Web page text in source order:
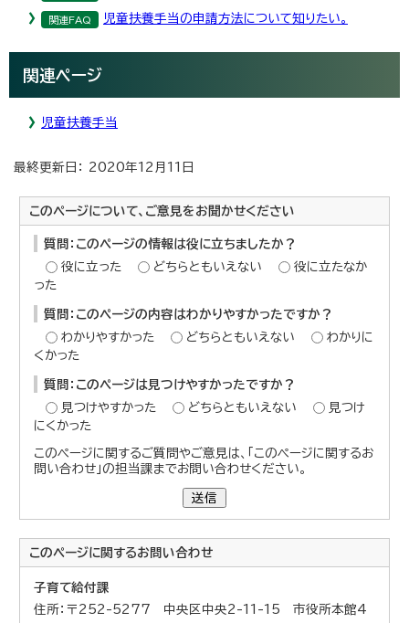
関連FAQ 児童扶養手当の申請方法について知りたい。
関連ページ
児童扶養手当
最終更新日： 2020年12月11日
このページについて、ご意見をお聞かせください
質問：このページの情報は役に立ちましたか？
役に立った
どちらともいえない
役に立たなか
った
質問：このページの内容はわかりやすかったですか？
わかりやすかった
どちらともいえない
わかりに
くかった
質問：このページは見つけやすかったですか？
見つけやすかった
どちらともいえない
見つけ
にくかった
このページに関するご質問やご意見は、「このページに関するお
問い合わせ」の担当課までお問い合わせください。
送信
このページに関するお問い合わせ
子育て給付課
住所：〒252-5277 中央区中央2-11-15 市役所本館4